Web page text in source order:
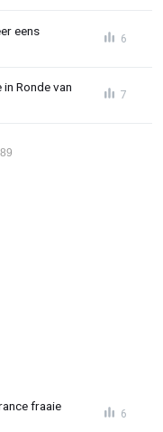
eens
6
Ronde van
7
fraaie
6